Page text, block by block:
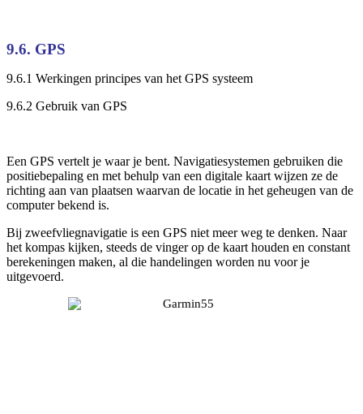
9.6. GPS
9.6.1 Werkingen principes van het GPS systeem
9.6.2 Gebruik van GPS
Een GPS vertelt je waar je bent. Navigatiesystemen gebruiken die
positiebepaling en met behulp van een digitale kaart wijzen ze de
richting aan van plaatsen waarvan de locatie in het geheugen van de
computer bekend is.
Bij zweefvliegnavigatie is een GPS niet meer weg te denken. Naar
het kompas kijken, steeds de vinger op de kaart houden en constant
berekeningen maken, al die handelingen worden nu voor je
uitgevoerd.